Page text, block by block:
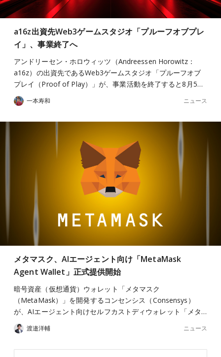
a16z出資先Web3ゲームスタジオ「プルーフオブプレ
イ」、事業終了へ
アンドリーセン・ホロウィッツ（Andreessen Horowitz：
a16z）の出資先であるWeb3ゲームスタジオ「プルーフオブ
プレイ（Proof of Play）」が、事業活動を終了すると8月5…
一本寿和 ニュース
メタマスク、AIエージェント向け「MetaMask
Agent Wallet」正式提供開始
暗号資産（仮想通貨）ウォレット「メタマスク
（MetaMask）」を開発するコンセンシス（Consensys）
が、AIエージェント向けセルフカストディウォレット「メタ…
渡邉洋輔 ニュース